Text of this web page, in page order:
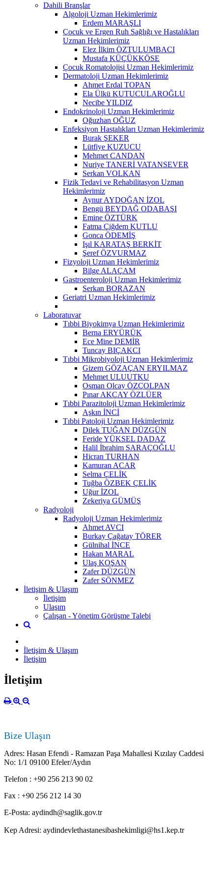
Dahili Branşlar
Algoloji Uzman Hekimlerimiz
Erdem MARAŞLI
Çocuk ve Ergen Ruh Sağlığı ve Hastalıkları
Uzman Hekimlerimiz
Elez İlkim ÖZTULUMBACI
Mustafa KÜÇÜKKÖSE
Çocuk Romatolojisi Uzman Hekimlerimiz
Dermatoloji Uzman Hekimlerimiz
Ahmet Erdal TOPAN
Ela Ülkü KUTUCULAROĞLU
Necibe YILDIZ
Endokrinoloji Uzman Hekimlerimiz
Oğuzhan OĞUZ
Enfeksiyon Hastalıkları Uzman Hekimlerimiz
Burak ŞEKER
Lütfiye KUZUCU
Mehmet CANDAN
Nuriye TANERİ VATANSEVER
Serkan VOLKAN
Fizik Tedavi ve Rehabilitasyon Uzman
Hekimlerimiz
Aynur AYDOĞAN İZOL
Bengü BEYDAĞ ODABAŞI
Emine ÖZTÜRK
Fatma Çiğdem KUTLU
Gonca ÖDEMİŞ
Işıl KARATAŞ BERKİT
Şeref ÖZVURMAZ
Fizyoloji Uzman Hekimlerimiz
Bilge ALAÇAM
Gastroenteroloji Uzman Hekimlerimiz
Serkan BORAZAN
Geriatri Uzman Hekimlerimiz
Laboratuvar
Tıbbi Biyokimya Uzman Hekimlerimiz
Berna ERYÜRÜK
Ece Mine DEMİR
Tuncay BIÇAKCI
Tıbbi Mikrobiyoloji Uzman Hekimlerimiz
Gizem GÖZAÇAN ERYILMAZ
Mehmet ULUUTKU
Osman Olcay ÖZÇOLPAN
Pınar AKÇAY ÖZLÜER
Tıbbi Parazitoloji Uzman Hekimlerimiz
Aşkın İNCİ
Tıbbi Patoloji Uzman Hekimlerimiz
Dilek TUĞAN DÜZGÜN
Feride YÜKSEL DADAZ
Halil İbrahim SARAÇOĞLU
Hicran TURHAN
Kamuran ACAR
Selma ÇELİK
Tuğba ÖZBEK ÇELİK
Uğur İZOL
Zekeriya GÜMÜŞ
Radyoloji
Radyoloji Uzman Hekimlerimiz
Ahmet AVCI
Burkay Çağatay TÖRER
Gülnihal İNCE
Hakan MARAL
Ulaş KOŞAN
Zafer DÜZGÜN
Zafer SÖNMEZ
İletişim & Ulaşım
İletişim
Ulaşım
Çalışan - Yönetim Görüşme Talebi
İletişim & Ulaşım
İletişim
İletişim
Bize Ulaşın
Adres: Hasan Efendi - Ramazan Paşa Mahallesi Kızılay Caddesi
No: 1/1 09100 Efeler/Aydın
Telefon : +90 256 213 90 02
Fax : +90 256 212 14 30
E-Posta: aydindh@saglik.gov.tr
Kep Adresi: aydindevlethastanesibashekimligi@hs1.kep.tr